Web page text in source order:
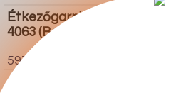
Étkezőgarnitúra Dallas
4063 (Beige Fekete)
597.900 Ft